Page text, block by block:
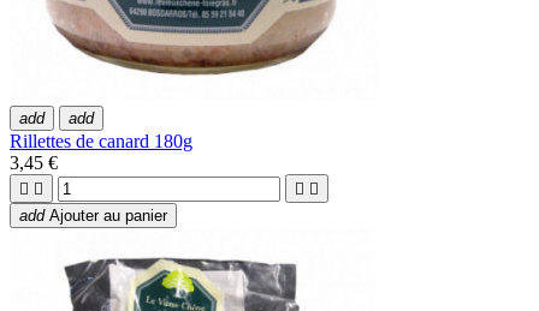
add add
Rillettes de canard 180g
3,45 €
   
add Ajouter au panier